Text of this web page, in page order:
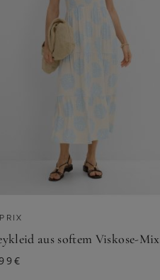
aus softem Viskose-Mix
€